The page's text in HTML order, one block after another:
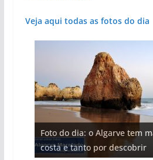
Veja aqui todas as fotos do dia
Foto do dia: o Algarve tem
costa e tanto por descobrir
Foto do dia: a terra algarvia
janela para a Ria Formosa
Foto do dia: esta igreja
destruída por um raio
Foto do dia: a aldeia do
que respira autenticidade
Foto do dia: a praia
natureza
Foto do dia: esta pequena
do Algarve